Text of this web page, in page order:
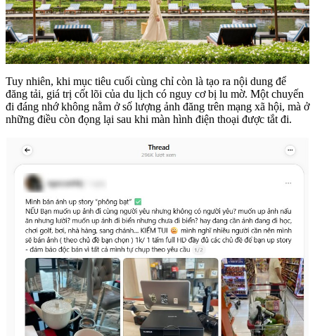
Tuy nhiên, khi mục tiêu cuối cùng chỉ còn là tạo ra nội dung để
đăng tải, giá trị cốt lõi của du lịch có nguy cơ bị lu mờ. Một chuyến
đi đáng nhớ không nằm ở số lượng ảnh đăng trên mạng xã hội, mà ở
những điều còn đọng lại sau khi màn hình điện thoại được tắt đi.